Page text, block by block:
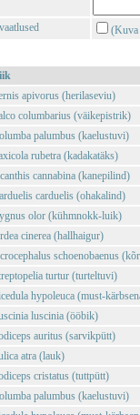
(Kuva
apivorus (herilaseviu)
columbarius (väikepistrik)
palumbus (kaelustuvi)
rubetra (kadakatäks)
cannabina (kanepilind)
carduelis (ohakalind)
olor (kühmnokk-luik)
cinerea (hallhaigur)
schoenobaenus
turtur (turteltuvi)
hypoleuca (must-
luscinia (ööbik)
auritus (sarvikpütt)
atra (lauk)
cristatus (tuttpütt)
palumbus (kaelustuvi)